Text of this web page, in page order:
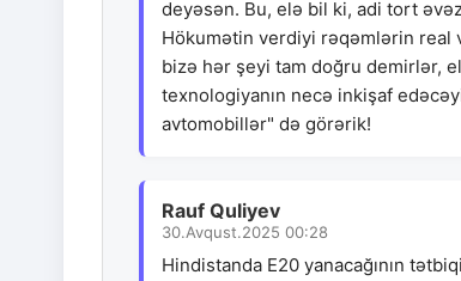
deyəsən. Bu, elə bil ki, adi tort
Hökumətin verdiyi rəqəmlərin real
bizə hər şeyi tam doğru demirlər,
texnologiyanın necə inkişaf
avtomobillər" də görərik!
Rauf Quliyev
30.Avqust.2025 00:28
Hindistanda E20 yanacağının